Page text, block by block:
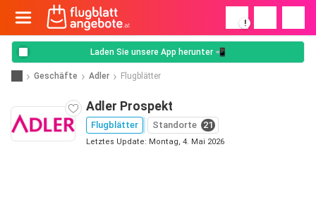
!
Laden Sie unsere App herunter 📲
Geschäfte Adler Flugblätter
Adler Prospekt
Flugblätter Standorte 21
Letztes Update: Montag, 4. Mai 2026